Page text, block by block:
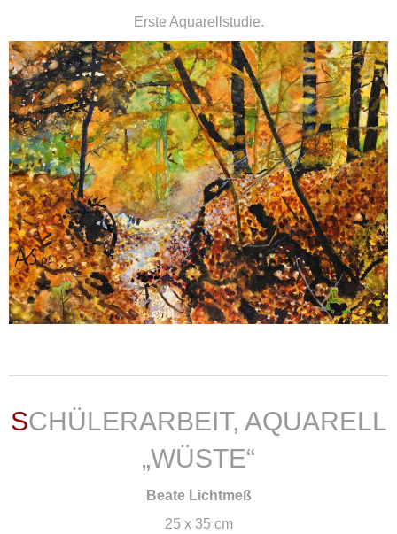
Erste Aquarellstudie.
SCHÜLERARBEIT, AQUARELL
„WÜSTE“
Beate Lichtmeß
25 x 35 cm